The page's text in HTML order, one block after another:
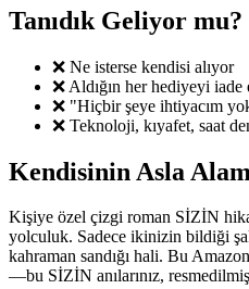
Tanıdık Geliyor mu?
❌ Ne isterse kendisi alıyor
❌ Aldığın her hediyeyi iade
❌ "Hiçbir şeye ihtiyacım
❌ Teknoloji, kıyafet, saat
Kendisinin Asla
Kişiye özel çizgi roman SİZİN
yolculuk. Sadece ikinizin bildiği
kahraman sandığı hali. Bu
—bu SİZİN anılarınız,